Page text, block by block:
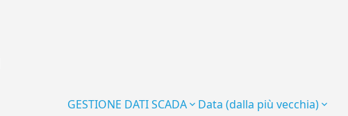
GESTIONE DATI SCADA Data (dalla più vecchia)